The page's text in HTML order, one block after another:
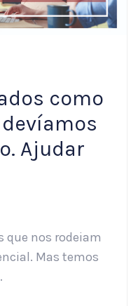
como
Ajudar
que nos rodeiam
Mas temos